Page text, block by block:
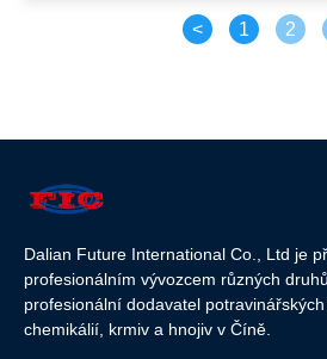
< 1 2
Dalian Future International Co., Ltd je
profesionálním vývozcem různých
profesionální dodavatel
chemikálií, krmiv a hnojiv v Číně.